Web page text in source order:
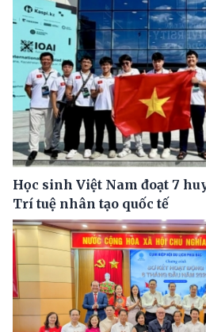
Học sinh Việt Nam đoạt 7
Trí tuệ nhân tạo quốc tế